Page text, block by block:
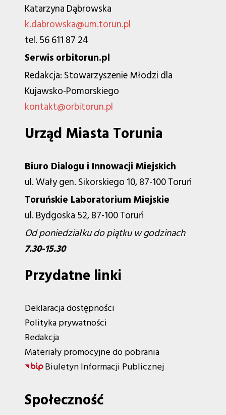
Katarzyna Dąbrowska
k.dabrowska@um.torun.pl
tel. 56 611 87 24
Serwis orbitorun.pl
Redakcja: Stowarzyszenie Młodzi dla
Kujawsko-Pomorskiego
kontakt@orbitorun.pl
Urząd Miasta Torunia
Biuro Dialogu i Innowacji Miejskich
ul. Wały gen. Sikorskiego 10, 87-100 Toruń
Toruńskie Laboratorium Miejskie
ul. Bydgoska 52, 87-100 Toruń
Od poniedziałku do piątku w godzinach
7.30-15.30
Przydatne linki
Deklaracja dostępności
Polityka prywatności
Redakcja
Materiały promocyjne do pobrania
Biuletyn Informacji Publicznej
Społeczność